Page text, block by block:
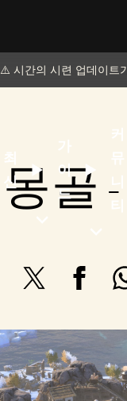
신
이
드
⚠️ 시간의 시련 업데이트
몽골